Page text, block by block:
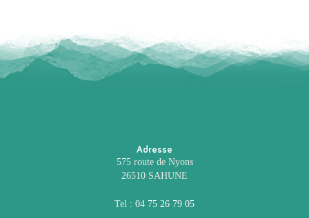
Adresse
575 route de Nyons
26510 SAHUNE
Tel : 04 75 26 79 05